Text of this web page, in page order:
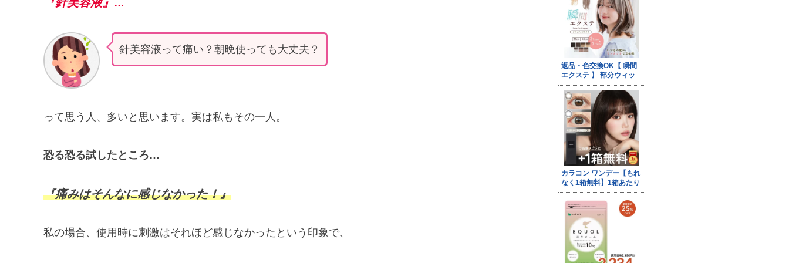
…
針美容液って痛い？朝晩使っても大丈夫？
って思う人、多いと思います。実は私もその一人。
恐る恐る試したところ…
『痛みはそんなに感じなかった！』
私の場合、使用時に刺激はそれほど感じなかったという印象で、